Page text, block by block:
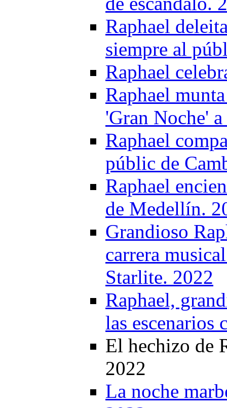
Raphael
siempre al
Raphael
Raphael
'Gran Noche'
Raphael
públic de
Raphael
de Medellín.
Grandioso
carrera
Starlite. 2022
Raphael,
las escenarios
El hechizo de
2022
La noche